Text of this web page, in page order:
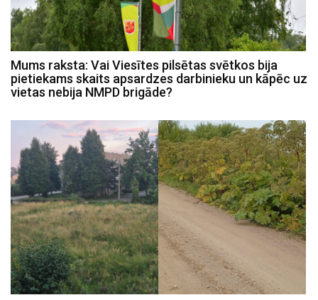
Mums raksta: Vai Viesītes pilsētas svētkos bija
pietiekams skaits apsardzes darbinieku un kāpēc uz
vietas nebija NMPD brigāde?